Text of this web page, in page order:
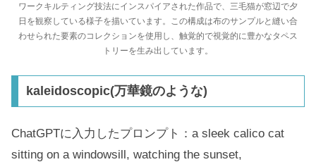
ワークキルティング技法にインスパイアされた作品で、三毛猫が窓辺で夕
日を観察している様子を描いています。この構成は布のサンプルと縫い合
わせられた要素のコレクションを使用し、触覚的で視覚的に豊かなタペス
トリーを生み出しています。
kaleidoscopic(万華鏡のような)
ChatGPTに入力したプロンプト：a sleek calico cat
sitting on a windowsill, watching the sunset,